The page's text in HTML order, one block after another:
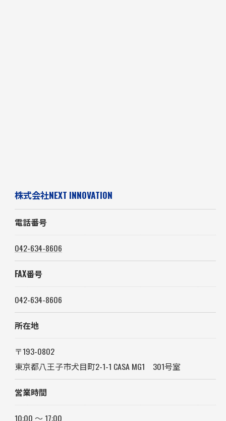
株式会社NEXT INNOVATION
電話番号
042-634-8606
FAX番号
042-634-8606
所在地
〒193-0802
東京都八王子市犬目町2-1-1 CASA MG1 301号室
営業時間
10:00 〜 17:00